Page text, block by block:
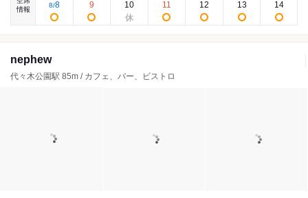
情報
8/8 9 10 11 12 13 14
nephew
代々木公園駅 85m / カフェ、バー、ビストロ